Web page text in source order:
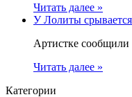
Читать далее »
У Лолиты
Артистке сообщили
Читать далее »
Категории